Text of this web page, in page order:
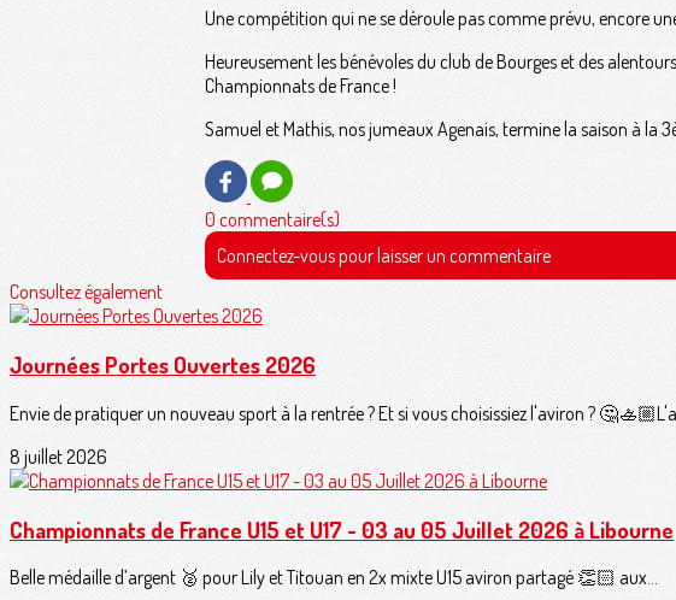
Une compétition qui ne se déroule pas comme prévu, encore
Heureusement les bénévoles du club de Bourges et des
Championnats de France !
Samuel et Mathis, nos jumeaux Agenais, termine la saison à la
0 commentaire(s)
Connectez-vous pour laisser un commentaire
Consultez également
Journées Portes Ouvertes 2026
Envie de pratiquer un nouveau sport à la rentrée ? Et si vous choisissiez l'aviron ?
8 juillet 2026
Championnats de France U15 et U17 - 03 au 05 Juillet 2026 à Libourne
Belle médaille d’argent 🥈 pour Lily et Titouan en 2x mixte U15 aviron partagé 👏🏻 aux...